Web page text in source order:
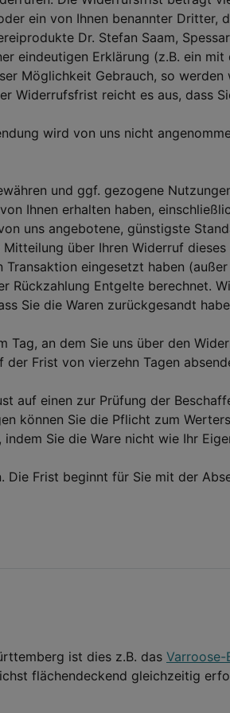
ein von Ihnen benannter Dritter,
Dr. Stefan Saam,
eindeutigen Erklärung (z.B. ein
Möglichkeit Gebrauch, so
Widerrufsfrist reicht es aus, dass
wird von uns nicht
und ggf. gezogene
Ihnen erhalten haben,
uns angebotene, günstigste
über Ihren Widerruf
eingesetzt haben
Entgelte berechnet.
Sie die Waren zurückgesandt
Tag, an dem Sie uns über den
Frist von vierzehn Tagen
auf einen zur Prüfung der
können Sie die Pflicht zum
Sie die Ware nicht wie Ihr
Frist beginnt für Sie mit der
ist dies z.B. das Varroose-
flächendeckend gleichzeitig